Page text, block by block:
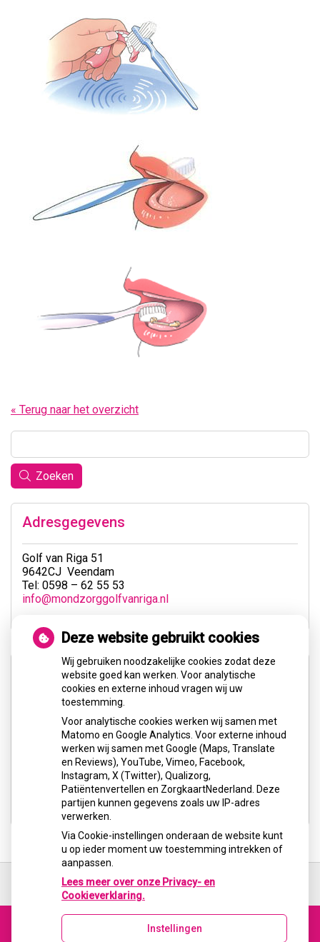
« Terug naar het overzicht
Zoeken
Adresgegevens
Golf van Riga 51
9642CJ Veendam
Tel: 0598 – 62 55 53
info@mondzorggolfvanriga.nl
U heeft geen toestemming gegeven voor
externe inhoud die nodig is om dit te
zien.
Cookie-instellingen wijzigen
de
Deze website gebruikt cookies
Wij gebruiken noodzakelijke cookies zodat deze
website goed kan werken. Voor analytische
cookies en externe inhoud vragen wij uw
toestemming.
Voor analytische cookies werken wij samen met
Matomo en Google Analytics. Voor externe inhoud
werken wij samen met Google (Maps, Translate
en Reviews), YouTube, Vimeo, Facebook,
Instagram, X (Twitter), Qualizorg,
Patiëntenvertellen en ZorgkaartNederland. Deze
partijen kunnen gegevens zoals uw IP-adres
verwerken.
Via Cookie-instellingen onderaan de website kunt
u op ieder moment uw toestemming intrekken of
aanpassen.
Lees meer over onze Privacy- en
Cookieverklaring.
Instellingen